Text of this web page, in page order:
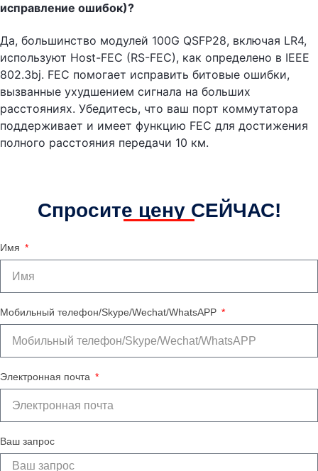
исправление ошибок)?
Да, большинство модулей 100G QSFP28, включая LR4,
используют Host-FEC (RS-FEC), как определено в IEEE
802.3bj. FEC помогает исправить битовые ошибки,
вызванные ухудшением сигнала на больших
расстояниях. Убедитесь, что ваш порт коммутатора
поддерживает и имеет функцию FEC для достижения
полного расстояния передачи 10 км.
Спросите цену СЕЙЧАС!
Имя
Мобильный телефон/Skype/Wechat/WhatsAPP
Электронная почта
Ваш запрос